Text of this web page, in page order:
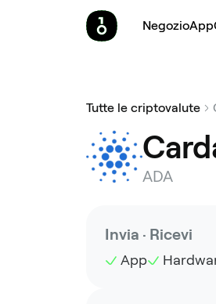
NegozioApp
Tutte le criptovalute
ADA
Invia · Ricevi
App